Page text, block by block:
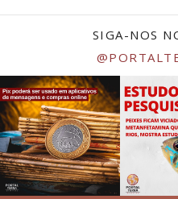
SIGA-NOS